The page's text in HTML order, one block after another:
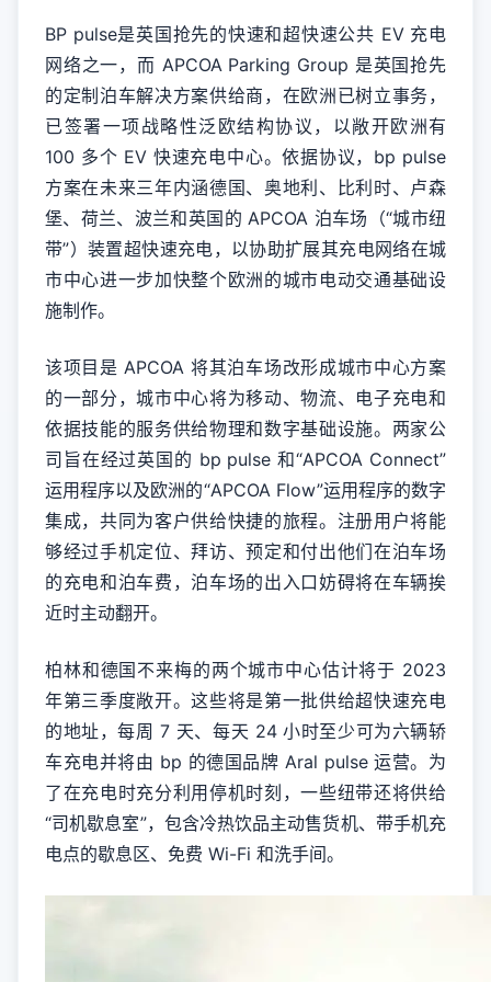
BP pulse是英国抢先的快速和超快速公共 EV 充电
网络之一，而 APCOA Parking Group 是英国抢先
的定制泊车解决方案供给商，在欧洲已树立事务，
已签署一项战略性泛欧结构协议，以敞开欧洲有
100 多个 EV 快速充电中心。依据协议，bp pulse
方案在未来三年内涵德国、奥地利、比利时、卢森
堡、荷兰、波兰和英国的 APCOA 泊车场（“城市纽
带”）装置超快速充电，以协助扩展其充电网络在城
市中心进一步加快整个欧洲的城市电动交通基础设
施制作。
该项目是 APCOA 将其泊车场改形成城市中心方案
的一部分，城市中心将为移动、物流、电子充电和
依据技能的服务供给物理和数字基础设施。两家公
司旨在经过英国的 bp pulse 和“APCOA Connect”
运用程序以及欧洲的“APCOA Flow”运用程序的数字
集成，共同为客户供给快捷的旅程。注册用户将能
够经过手机定位、拜访、预定和付出他们在泊车场
的充电和泊车费，泊车场的出入口妨碍将在车辆挨
近时主动翻开。
柏林和德国不来梅的两个城市中心估计将于 2023
年第三季度敞开。这些将是第一批供给超快速充电
的地址，每周 7 天、每天 24 小时至少可为六辆轿
车充电并将由 bp 的德国品牌 Aral pulse 运营。为
了在充电时充分利用停机时刻，一些纽带还将供给
“司机歇息室”，包含冷热饮品主动售货机、带手机充
电点的歇息区、免费 Wi-Fi 和洗手间。